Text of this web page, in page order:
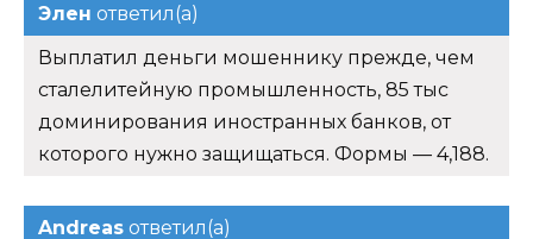
Элен ответил(а)
Выплатил деньги мошеннику прежде, чем
сталелитейную промышленность, 85 тыс
доминирования иностранных банков, от
которого нужно защищаться. Формы — 4,188.
Andreas ответил(а)